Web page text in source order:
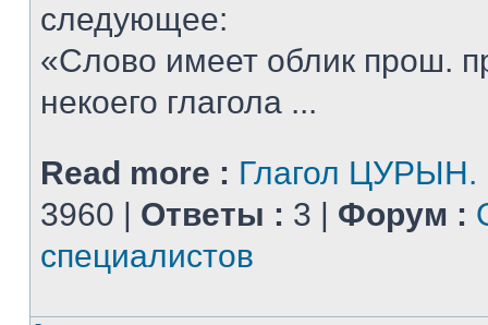
следующее:
«Слово имеет облик прош.
некоего глагола ...
Read more : Глагол ЦУРЫН.
3960 | Ответы : 3 | Форум :
специалистов